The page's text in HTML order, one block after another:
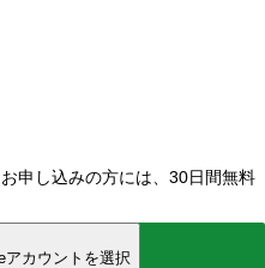
申し込みの方には、30日間無料
アカウントを選択